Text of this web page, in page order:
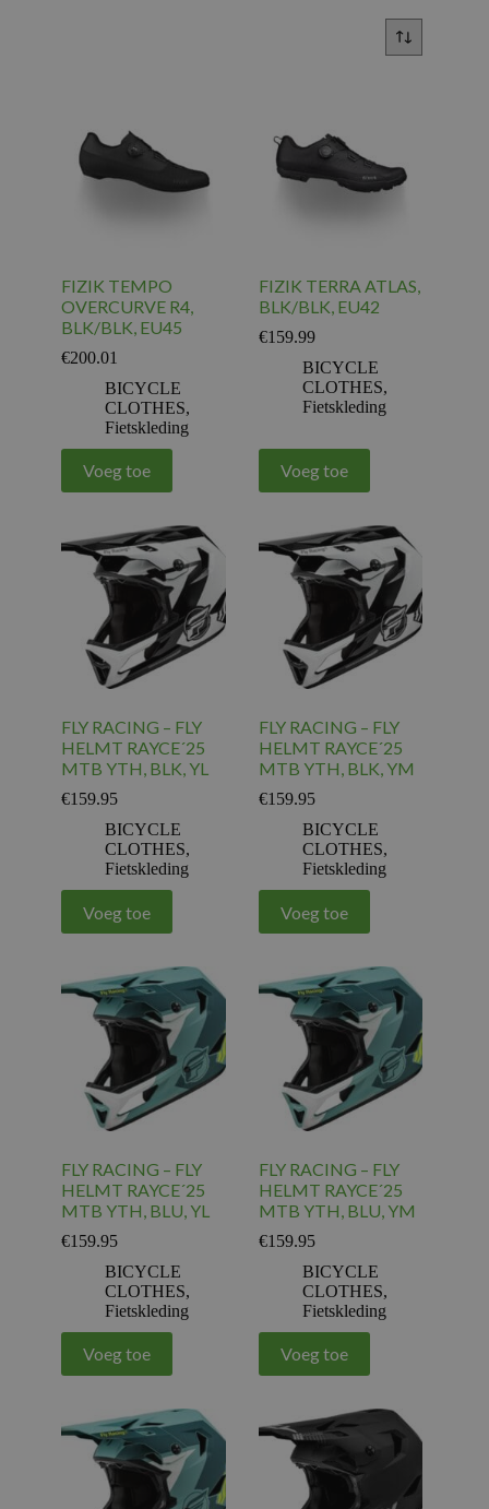
FIZIK TEMPO
OVERCURVE R4,
BLK/BLK, EU45
€200.01
BICYCLE
CLOTHES,
Fietskleding
Voeg toe
FIZIK TERRA ATLAS,
BLK/BLK, EU42
€159.99
BICYCLE
CLOTHES,
Fietskleding
Voeg toe
FLY RACING – FLY
HELMT RAYCE´25
MTB YTH, BLK, YL
€159.95
BICYCLE
CLOTHES,
Fietskleding
Voeg toe
FLY RACING – FLY
HELMT RAYCE´25
MTB YTH, BLK, YM
€159.95
BICYCLE
CLOTHES,
Fietskleding
Voeg toe
FLY RACING – FLY
HELMT RAYCE´25
MTB YTH, BLU, YL
€159.95
BICYCLE
CLOTHES,
Fietskleding
Voeg toe
FLY RACING – FLY
HELMT RAYCE´25
MTB YTH, BLU, YM
€159.95
BICYCLE
CLOTHES,
Fietskleding
Voeg toe